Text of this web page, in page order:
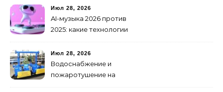
транспортных средств
Июл 28, 2026
AI-музыка 2026 против
2025: какие технологии
создание клипов
изменилось навсегда
Июл 28, 2026
Водоснабжение и
пожаротушение на